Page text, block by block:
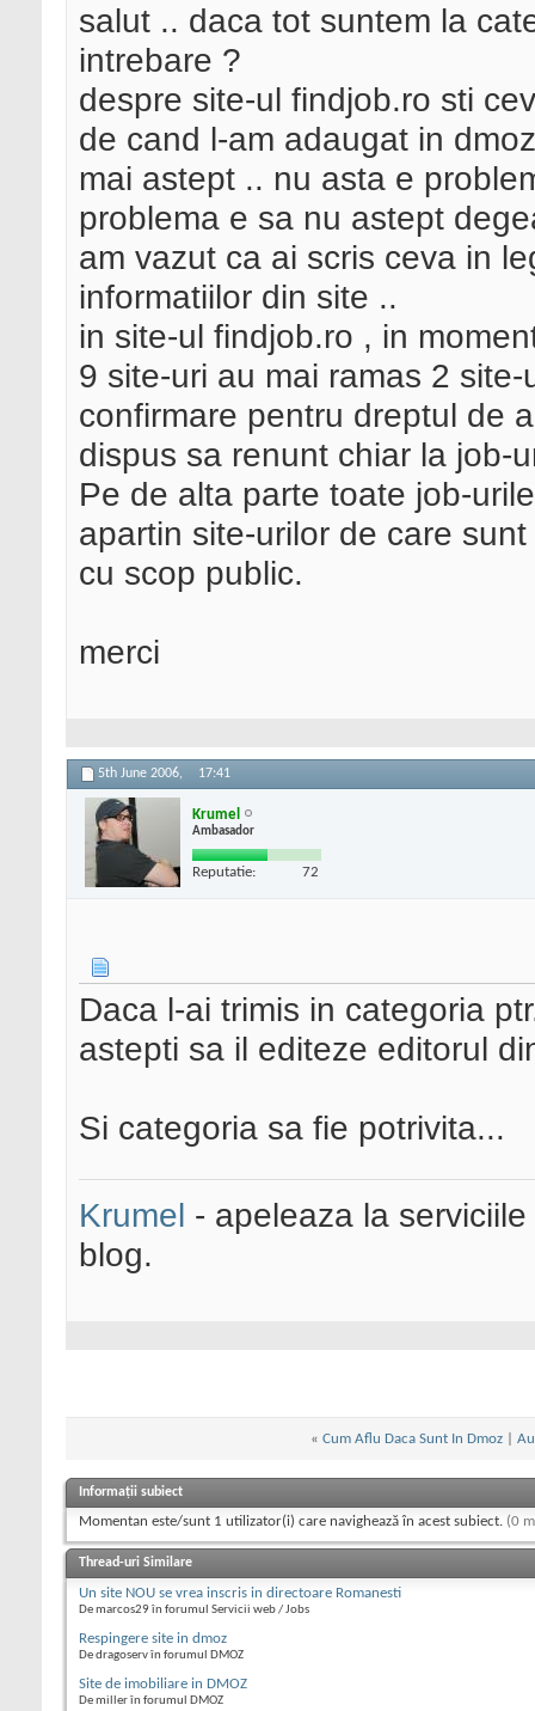
salut .. daca tot suntem la
intrebare ?
despre site-ul findjob.ro sti
de cand l-am adaugat in
mai astept .. nu asta e
problema e sa nu astept
am vazut ca ai scris ceva in
informatiilor din site ..
in site-ul findjob.ro , in
9 site-uri au mai ramas 2
confirmare pentru dreptul de
dispus sa renunt chiar la job-
Pe de alta parte toate job-
apartin site-urilor de care
cu scop public.
merci
5th June 2006, 17:41
Krumel
Ambasador
Reputatie: 72
Daca l-ai trimis in categoria
astepti sa il editeze editorul
Si categoria sa fie potrivita...
Krumel - apeleaza la
blog.
« Cum Aflu Daca Sunt In Dmoz|
Informații subiect
Momentan este/sunt 1 utilizator(i) care navighează în acest subiect. (0
Thread-uri Similare
Un site NOU se vrea inscris in directoare Romanesti
De marcos29 în forumul Servicii web / Jobs
Respingere site in dmoz
De dragoserv în forumul DMOZ
Site de imobiliare in DMOZ
De miller în forumul DMOZ